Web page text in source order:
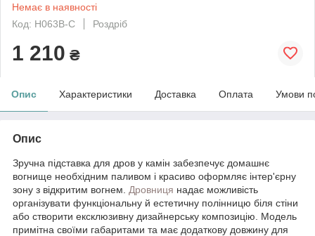
Немає в наявності
Код: H063B-C
Роздріб
1 210 ₴
Опис Характеристики Доставка Оплата Умови
Опис
Зручна підставка для дров у камін забезпечує домашнє
вогнище необхідним паливом і красиво оформляє інтер'єрну
зону з відкритим вогнем. Дровниця надає можливість
організувати функціональну й естетичну полінницю біля стіни
або створити ексклюзивну дизайнерську композицію. Модель
примітна своїми габаритами та має додаткову довжину для